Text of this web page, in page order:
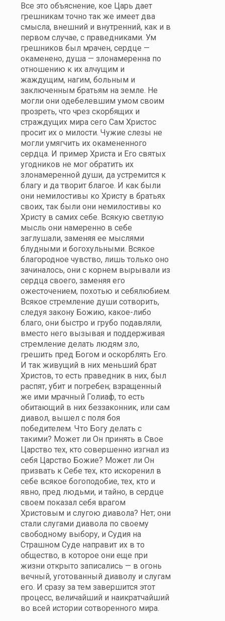
Все это объяснение, кое Царь дает
грешникам точно так же имеет два
смысла, внешний и внутренний, как и в
первом случае, с праведниками. Ум
грешников был мрачен, сердце —
окаменено, душа — злонамеренна по
отношению к их алчущим и
жаждущим, нагим, больным и
заключенным братьям на земле. Не
могли они одебелевшим умом своим
прозреть, что чрез скорбящих и
страждущих мира сего Сам Христос
просит их о милости. Чужие слезы не
могли умягчить их окамененного
сердца. И пример Христа и Его святых
угодников не мог обратить их
злонамеренной души, да устремится к
благу и да творит благое. И как были
они немилостивы ко Христу в братьях
своих, так были они немилостивы ко
Христу в самих себе. Всякую светлую
мысль они намеренно в себе
заглушали, заменяя ее мыслями
блудными и богохульными. Всякое
благородное чувство, лишь только оно
зачиналось, они с корнем вырывали из
сердца своего, заменяя его
ожесточением, похотью и себялюбием.
Всякое стремление души сотворить,
следуя закону Божию, какое-либо
благо, они быстро и грубо подавляли,
вместо него вызывая и поддерживая
стремление делать людям зло,
грешить пред Богом и оскорблять Его.
И так живущий в них меньший брат
Христов, то есть праведник в них, был
распят, убит и погребен; взращенный
же ими мрачный Голиаф, то есть
обитающий в них беззаконник, или сам
диавол, вышел с поля боя
победителем. Что Богу делать с
такими? Может ли Он принять в Свое
Царство тех, кто совершенно изгнал из
себя Царство Божие? Может ли Он
призвать к Себе тех, кто искоренил в
себе всякое богоподобие, тех, кто и
явно, пред людьми, и тайно, в сердце
своем показал себя врагом
Христовым и слугою диавола? Нет; они
стали слугами диавола по своему
свободному выбору, и Судия на
Страшном Суде направит их в то
общество, в которое они еще при
жизни открыто записались — в огонь
вечный, уготованный диаволу и слугам
его. И сразу за тем завершится этот
процесс, величайший и наикратчайший
во всей истории сотворенного мира.